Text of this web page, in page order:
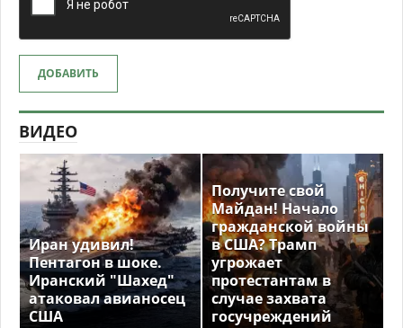
ДОБАВИТЬ
ВИДЕО
Иран удивил!
Пентагон в шоке.
Иранский "Шахед"
атаковал авианосец
США
Получите свой
Майдан! Начало
гражданской войны
в США? Трамп
угрожает
протестантам в
случае захвата
госучреждений